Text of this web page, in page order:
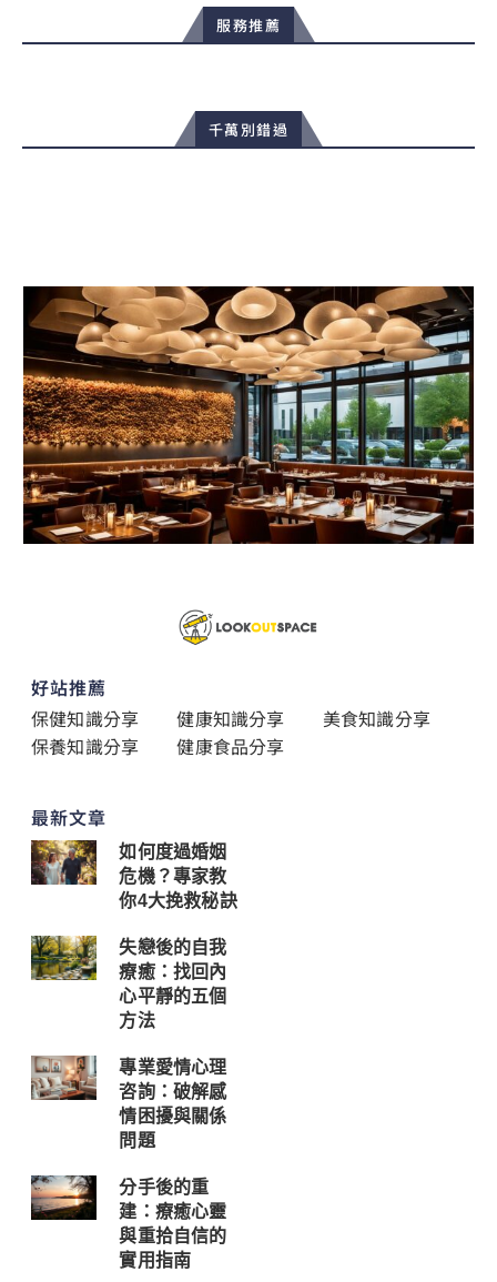
服務推薦
千萬別錯過
好站推薦
保健知識分享
健康知識分享
美食知識分享
保養知識分享
健康食品分享
最新文章
如何度過婚姻
危機？專家教
你4大挽救秘訣
失戀後的自我
療癒：找回內
心平靜的五個
方法
專業愛情心理
咨詢：破解感
情困擾與關係
問題
分手後的重
建：療癒心靈
與重拾自信的
實用指南